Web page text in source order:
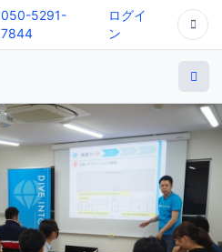
050-5291-
7844
ログイ
ン